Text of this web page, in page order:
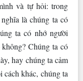
và tự hỏi: trong
là chúng ta có
ta có nhớ người
Chúng ta có
hay chúng ta cảm
khác, chúng ta